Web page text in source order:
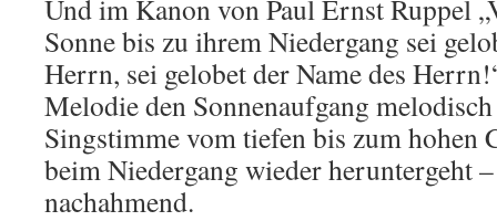
Und im Kanon von Paul Ernst Ruppel
Sonne bis zu ihrem Niedergang sei
Herrn, sei gelobet der Name des
Melodie den Sonnenaufgang
Singstimme vom tiefen bis zum hohen
beim Niedergang wieder heruntergeht
nachahmend.